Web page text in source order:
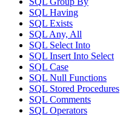
SQL Having
SQL Exists
SQL Any, All
SQL Select Into
SQL Insert Into Select
SQL Case
SQL Null Functions
SQL Stored Procedures
SQL Comments
SQL Operators